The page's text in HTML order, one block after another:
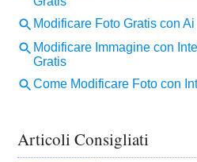
Articoli Consigliati